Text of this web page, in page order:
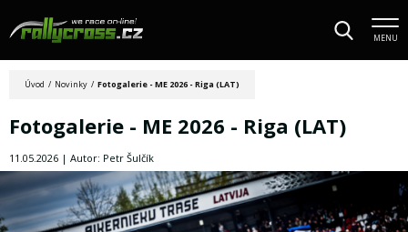
MENU
Úvod / Novinky / Fotogalerie - ME 2026 - Riga (LAT)
Fotogalerie - ME 2026 - Riga (LAT)
11.05.2026 | Autor: Petr Šulčík